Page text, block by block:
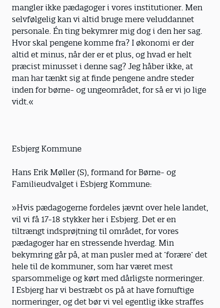
mangler ikke pædagoger i vores institutioner. Men
selvfølgelig kan vi altid bruge mere veluddannet
personale. Én ting bekymrer mig dog i den her sag.
Hvor skal pengene komme fra? I økonomi er der
altid et minus, når der er et plus, og hvad er helt
præcist minusset i denne sag? Jeg håber ikke, at
man har tænkt sig at finde pengene andre steder
inden for børne- og ungeområdet, for så er vi jo lige
vidt.«
Esbjerg Kommune
Hans Erik Møller (S), formand for Børne- og
Familieudvalget i Esbjerg Kommune:
»Hvis pædagogerne fordeles jævnt over hele landet,
vil vi få 17-18 stykker her i Esbjerg. Det er en
tiltrængt indsprøjtning til området, for vores
pædagoger har en stressende hverdag. Min
bekymring går på, at man pusler med at ’forære’ det
hele til de kommuner, som har været mest
sparsommelige og kørt med dårligste normeringer.
I Esbjerg har vi bestræbt os på at have fornuftige
normeringer, og det bør vi vel egentlig ikke straffes